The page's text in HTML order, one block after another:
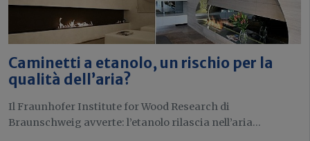
Caminetti a etanolo, un rischio per la
qualità dell’aria?
Il Fraunhofer Institute for Wood Research di
Braunschweig avverte: l’etanolo rilascia nell’aria...